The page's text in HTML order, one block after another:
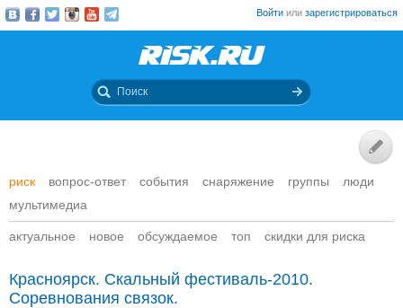
Войти или зарегистрироваться
риск вопрос-ответ события снаряжение группы
люди
мультимедиа
актуальное новое обсуждаемое топ скидки для риска
Красноярск. Скальный фестиваль-2010.
Соревнования связок.